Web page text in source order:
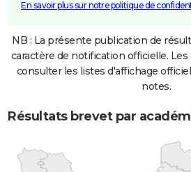
En savoir plus sur notre politique de
NB : La présente publication de
caractère de notification officielle.
consulter les listes d'affichage
notes.
Résultats brevet par